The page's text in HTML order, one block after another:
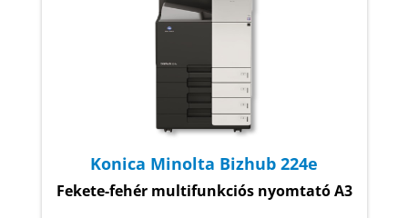
Konica Minolta Bizhub 224e
Fekete-fehér multifunkciós nyomtató A3